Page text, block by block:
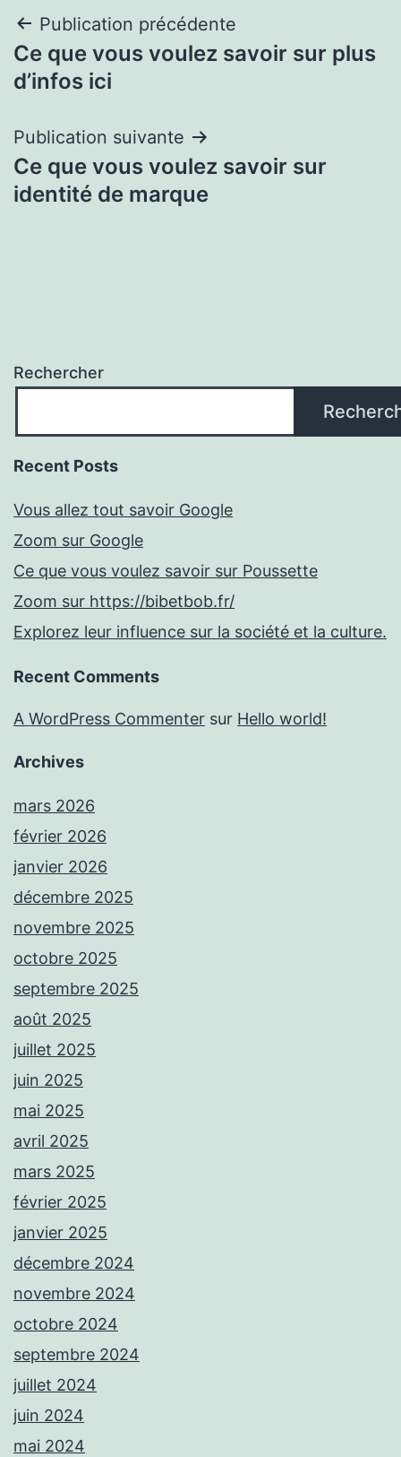
Navigation
de
Publication précédente
Ce que vous voulez savoir sur plus
d’infos ici
Publication suivante
Ce que vous voulez savoir sur
identité de marque
Rechercher
Recent Posts
Vous allez tout savoir Google
Zoom sur Google
Ce que vous voulez savoir sur Poussette
Zoom sur https://bibetbob.fr/
Explorez leur influence sur la société et la culture.
Recent Comments
A WordPress Commenter sur Hello world!
Archives
mars 2026
février 2026
janvier 2026
décembre 2025
novembre 2025
octobre 2025
septembre 2025
août 2025
juillet 2025
juin 2025
mai 2025
avril 2025
mars 2025
février 2025
janvier 2025
décembre 2024
novembre 2024
octobre 2024
septembre 2024
juillet 2024
juin 2024
mai 2024